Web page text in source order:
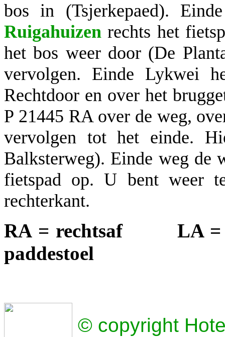
bos in (Tsjerkepaed).
Ruigahuizen rechts het
het bos weer door (De
vervolgen. Einde Lykwei
Rechtdoor en over het
P 21445 RA over de weg,
vervolgen tot het einde.
Balksterweg). Einde weg de
fietspad op. U bent weer
rechterkant.
RA = rechtsaf LA =
paddestoel
© copyright